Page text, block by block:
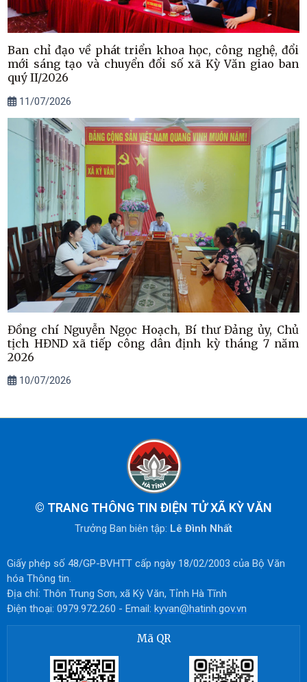
Ban chỉ đạo về phát triển khoa học, công nghệ, đổi
mới sáng tạo và chuyển đổi số xã Kỳ Văn giao ban
quý II/2026
11/07/2026
Đồng chí Nguyễn Ngọc Hoạch, Bí thư Đảng ủy, Chủ
tịch HĐND xã tiếp công dân định kỳ tháng 7 năm
2026
10/07/2026
© TRANG THÔNG TIN ĐIỆN TỬ XÃ KỲ VĂN
Trưởng Ban biên tập: Lê Đình Nhất
Giấy phép số 48/GP-BVHTT cấp ngày 18/02/2003 của Bộ Văn
hóa Thông tin.
Địa chỉ: Thôn Trung Sơn, xã Kỳ Văn, Tỉnh Hà Tĩnh
Điện thoại: 0979.972.260 - Email: kyvan@hatinh.gov.vn
Mã QR